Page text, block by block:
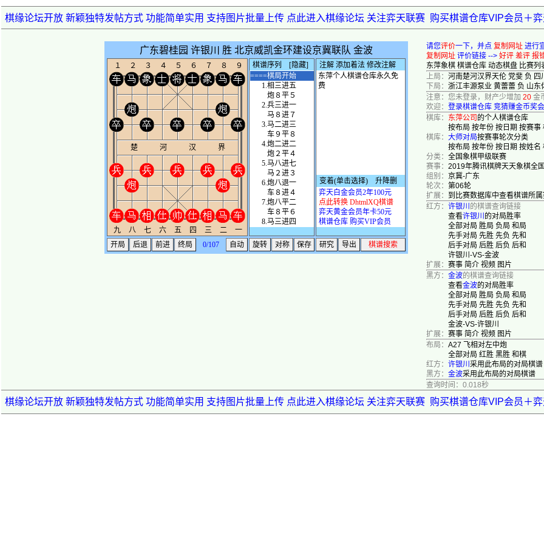
棋缘论坛开放 新颖独特发帖方式 功能简单实用 支持图片批量上传 点此进入棋缘论坛 关注弈天联赛 购买棋谱仓库VIP会员＋
请您评价一下，并点 复制网址 进行
复制网址 评价链接 --> 好评 差评 报
东萍象棋 棋谱仓库 动态棋盘 比赛列
上局： 河南楚河汉界天伦 党斐 负
下局： 浙江丰源泵业 黄蕾蕾 负 山东
注意：您未登录，财产少增加 20 金
欢迎： 登录棋谱仓库 竞猜赚金币奖
棋库： 东萍公司 的个人棋谱仓库
按布局 按年份 按日期 按赛事
棋库： 大师对局按赛事轮次分类
按布局 按年份 按日期 按姓名
分类： 全国象棋甲级联赛
赛事： 2019年腾讯棋牌天天象棋全
组别： 京冀-广东
轮次： 第06轮
扩展： 到比赛数据库中查看棋谱所
红方： 许银川 的棋谱查询链接
查看许银川 的对局胜率
全部对局 胜局 负局 和局
先手对局 先胜 先负 先和
后手对局 后胜 后负 后和
许银川-VS-金波
扩展： 赛事 简介 视频 图片
黑方： 金波的棋谱查询链接
查看金波的对局胜率
全部对局 胜局 负局 和局
先手对局 先胜 先负 先和
后手对局 后胜 后负 后和
金波-VS-许银川
扩展： 赛事 简介 视频 图片
布局： A27 飞相对左中炮
全部对局 红胜 黑胜 和棋
红方： 许银川 采用此布局的对局棋谱
黑方： 金波采用此布局的对局棋谱
查询时间：0.018秒
棋缘论坛开放 新颖独特发帖方式 功能简单实用 支持图片批量上传 点此进入棋缘论坛 关注弈天联赛 购买棋谱仓库VIP会员＋